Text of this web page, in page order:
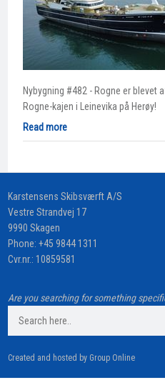
Nybygning #482 - Rogne er blevet
Rogne-kajen i Leinevika på Herøy!
Read more
​Karstensens Skibsværft A/S
Vestre Strandvej 17
9990 Skagen
Phone: +45 9844 1311
Cvr.nr.: 10859581
Are you searching for something
Created and hosted by Group Online